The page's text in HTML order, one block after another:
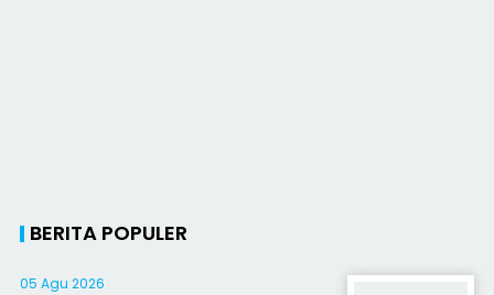
BERITA POPULER
05 Agu 2026